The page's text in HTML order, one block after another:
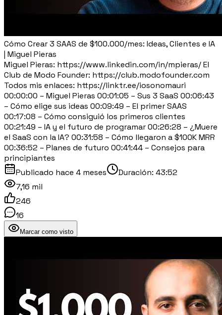
Cómo Crear 3 SAAS de $100.000/mes: Ideas, Clientes e IA
| Miguel Pieras
Miguel Pieras: https://www.linkedin.com/in/mpieras/ El
Club de Modo Founder: https://club.modofounder.com
Todos mis enlaces: https://linktr.ee/iosonomauri
00:00:00 – Miguel Pieras 00:01:05 – Sus 3 SaaS 00:06:43
– Cómo elige sus ideas 00:09:49 – El primer SAAS
00:17:08 – Cómo consiguió los primeros clientes
00:21:49 – IA y el futuro de programar 00:26:28 – ¿Muere
el SaaS con la IA? 00:31:58 – Cómo llegaron a $100K MRR
00:36:52 – Planes de futuro 00:41:44 – Consejos para
principiantes
Publicado hace 4 meses Duración: 43:52
7,16 mil
246
16
Marcar como visto